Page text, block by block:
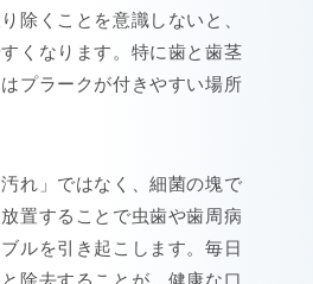
除くことを意識しないと、
くなります。特に歯と歯茎
プラークが付きやすい場所
れ」ではなく、細菌の塊で
置することで虫歯や歯周病
ルを引き起こします。毎日